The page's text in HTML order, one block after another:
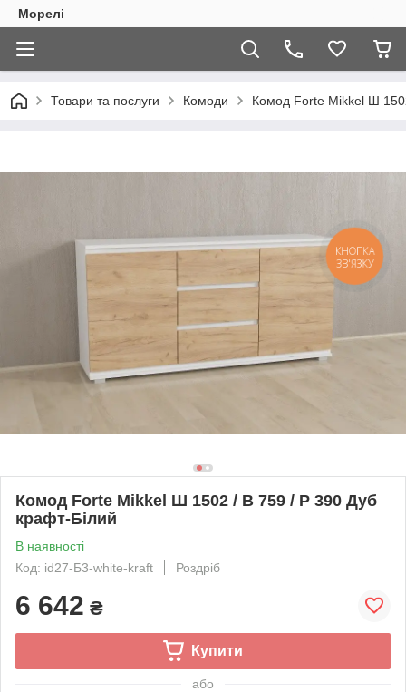
Морелі
Товари та послуги Комоди Комод Forte Mikkel Ш
Комод Forte Mikkel Ш 1502 / В 759 / Р 390 Дуб
крафт-Білий
В наявності
Код: id27-Б3-white-kraft
Роздріб
6 642 ₴
Купити
або
КНОПКА
ЗВ'ЯЗКУ